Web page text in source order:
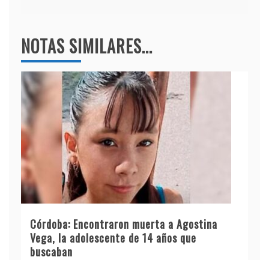
NOTAS SIMILARES...
Córdoba: Encontraron muerta a Agostina
Vega, la adolescente de 14 años que
buscaban